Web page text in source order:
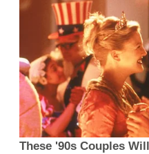
These '90s Couples